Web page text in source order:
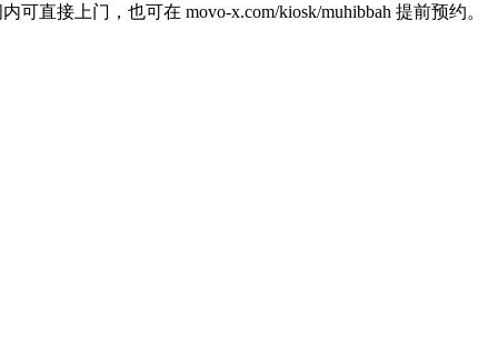
直接上门，也可在 movo-x.com/kiosk/muhibbah 提前预约。